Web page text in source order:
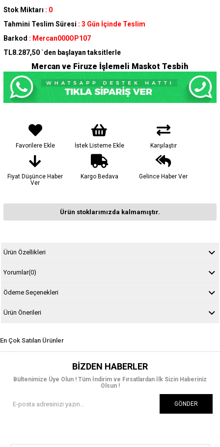
Stok Miktarı : 0
Tahmini Teslim Süresi : 3 Gün İçinde Teslim
Barkod : Mercan000OP107
TL8.287,50 `den başlayan taksitlerle
Mercan ve Firuze İşlemeli Maskot Tesbih
Favorilere Ekle İstek Listeme Ekle Karşılaştır
Fiyat Düşünce Haber
Ver
Kargo Bedava Gelince Haber Ver
Ürün stoklarımızda kalmamıştır.
Ürün Özellikleri
Yorumlar(0)
Ödeme Seçenekleri
Ürün Önerileri
En Çok Satılan Ürünler
BIZDEN HABERLER
Bültenimize Üye Olun ! Tüm İndirim ve Fırsatlardan İlk Sizin Haberiniz
Olsun !
GÖNDER